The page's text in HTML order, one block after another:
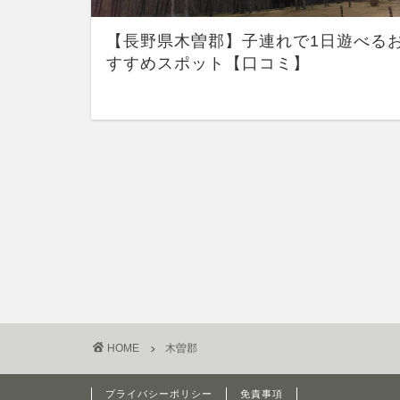
【長野県木曽郡】子連れで1日遊べる
すすめスポット【口コミ】
HOME 木曽郡
プライバシーポリシー 免責事項